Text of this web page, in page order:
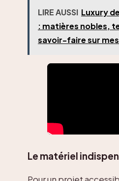
LIRE AUSSI Luxury
: matières nobles,
savoir-faire sur
Le matériel